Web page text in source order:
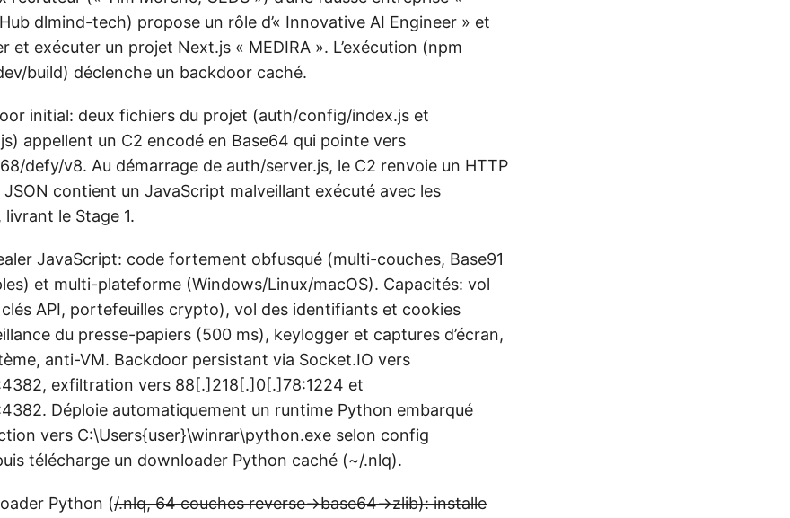
dlmind-tech) propose un rôle d’« Innovative AI Engineer » et
et exécuter un projet Next.js « MEDIRA ». L’exécution (npm
build) déclenche un backdoor caché.
initial: deux fichiers du projet (auth/config/index.js et
appellent un C2 encodé en Base64 qui pointe vers
defy/v8. Au démarrage de auth/server.js, le C2 renvoie un HTTP
contient un JavaScript malveillant exécuté avec les
le Stage 1.
JavaScript: code fortement obfusqué (multi-couches, Base91
et multi-plateforme (Windows/Linux/macOS). Capacités: vol
API, portefeuilles crypto), vol des identifiants et cookies
du presse-papiers (500 ms), keylogger et captures d’écran,
anti-VM. Backdoor persistant via Socket.IO vers
exfiltration vers 88[.]218[.]0[.]78:1224 et
Déploie automatiquement un runtime Python embarqué
vers C:\Users{user}\winrar\python.exe selon config
télécharge un downloader Python caché (~/.nlq).
Python (/.nlq, 64 couches reverse→base64→zlib): installe